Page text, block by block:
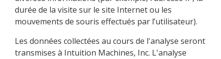
durée de la visite sur le site Internet ou les
mouvements de souris effectués par l’utilisateur).
Les données collectées au cours de l'analyse seront
transmises à Intuition Machines, Inc. L'analyse